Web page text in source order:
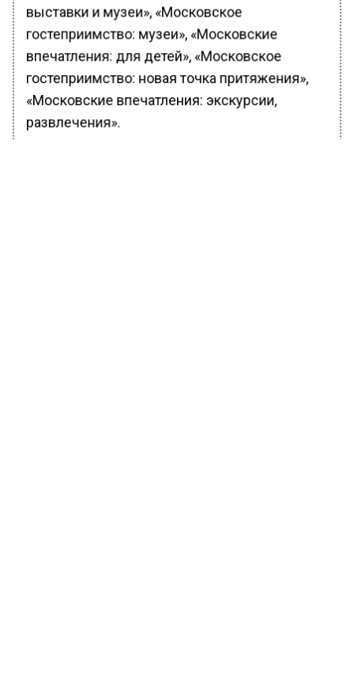
выставки и музеи», «Московское
гостеприимство: музеи», «Московские
впечатления: для детей», «Московское
гостеприимство: новая точка притяжения»,
«Московские впечатления: экскурсии,
развлечения».